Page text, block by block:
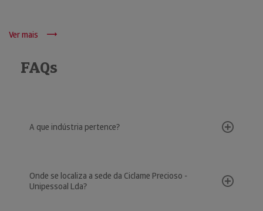
Ver mais
FAQs
A que indústria pertence?
Onde se localiza a sede da Ciclame Precioso -
Unipessoal Lda?